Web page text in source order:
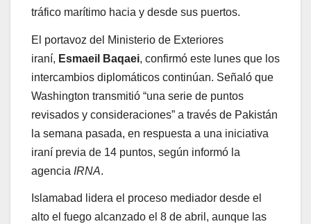
tráfico marítimo hacia y desde sus puertos.
El portavoz del Ministerio de Exteriores
iraní, Esmaeil Baqaei, confirmó este lunes que los
intercambios diplomáticos continúan. Señaló que
Washington transmitió “una serie de puntos
revisados y consideraciones” a través de Pakistán
la semana pasada, en respuesta a una iniciativa
iraní previa de 14 puntos, según informó la
agencia IRNA.
Islamabad lidera el proceso mediador desde el
alto el fuego alcanzado el 8 de abril, aunque las